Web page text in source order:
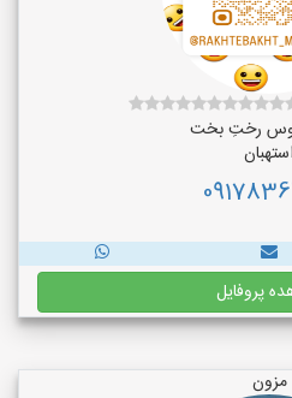
رختِ بخت
استهبان
پروفایل
مزون